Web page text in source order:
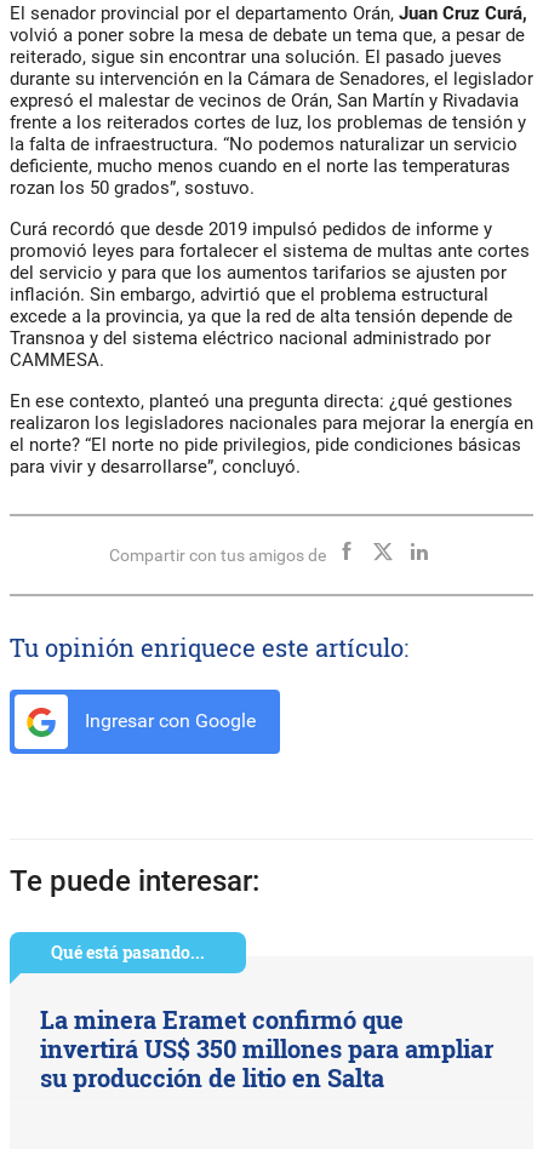
El senador provincial por el departamento Orán, Juan Cruz Curá,
volvió a poner sobre la mesa de debate un tema que, a pesar de
reiterado, sigue sin encontrar una solución. El pasado jueves
durante su intervención en la Cámara de Senadores, el legislador
expresó el malestar de vecinos de Orán, San Martín y Rivadavia
frente a los reiterados cortes de luz, los problemas de tensión y
la falta de infraestructura. “No podemos naturalizar un servicio
deficiente, mucho menos cuando en el norte las temperaturas
rozan los 50 grados”, sostuvo.
Curá recordó que desde 2019 impulsó pedidos de informe y
promovió leyes para fortalecer el sistema de multas ante cortes
del servicio y para que los aumentos tarifarios se ajusten por
inflación. Sin embargo, advirtió que el problema estructural
excede a la provincia, ya que la red de alta tensión depende de
Transnoa y del sistema eléctrico nacional administrado por
CAMMESA.
En ese contexto, planteó una pregunta directa: ¿qué gestiones
realizaron los legisladores nacionales para mejorar la energía en
el norte? “El norte no pide privilegios, pide condiciones básicas
para vivir y desarrollarse”, concluyó.
Compartir con tus amigos de
Tu opinión enriquece este artículo:
Ingresar con Google
Te puede interesar:
Qué está pasando...
La minera Eramet confirmó que
invertirá US$ 350 millones para ampliar
su producción de litio en Salta